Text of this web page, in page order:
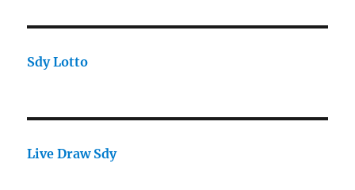
Sdy Lotto
Live Draw Sdy